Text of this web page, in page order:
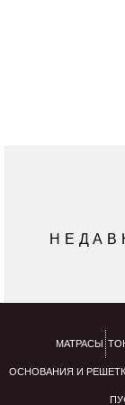
МАТРАСЫ
ОСНОВАНИЯ И